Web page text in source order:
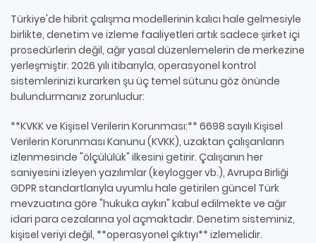
Türkiye'de hibrit çalışma modellerinin kalıcı hale gelmesiyle
birlikte, denetim ve izleme faaliyetleri artık sadece şirket içi
prosedürlerin değil, ağır yasal düzenlemelerin de merkezine
yerleşmiştir. 2026 yılı itibarıyla, operasyonel kontrol
sistemlerinizi kurarken şu üç temel sütunu göz önünde
bulundurmanız zorunludur:
**KVKK ve Kişisel Verilerin Korunması:** 6698 sayılı Kişisel
Verilerin Korunması Kanunu (KVKK), uzaktan çalışanların
izlenmesinde "ölçülülük" ilkesini getirir. Çalışanın her
saniyesini izleyen yazılımlar (keylogger vb.), Avrupa Birliği
GDPR standartlarıyla uyumlu hale getirilen güncel Türk
mevzuatına göre "hukuka aykırı" kabul edilmekte ve ağır
idari para cezalarına yol açmaktadır. Denetim sisteminiz,
kişisel veriyi değil, **operasyonel çıktıyı** izlemelidir.